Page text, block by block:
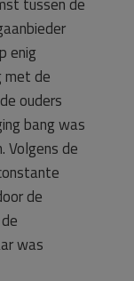
enig
met de
ouders
bang was
Volgens de
de
was